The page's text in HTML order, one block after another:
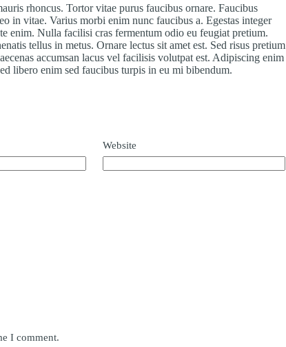
rhoncus. Tortor vitae purus faucibus ornare. Faucibus
in vitae. Varius morbi enim nunc faucibus a. Egestas integer
enim. Nulla facilisi cras fermentum odio eu feugiat pretium.
tellus in metus. Ornare lectus sit amet est. Sed risus pretium
accumsan lacus vel facilisis volutpat est. Adipiscing enim
libero enim sed faucibus turpis in eu mi bibendum.
Website
I comment.